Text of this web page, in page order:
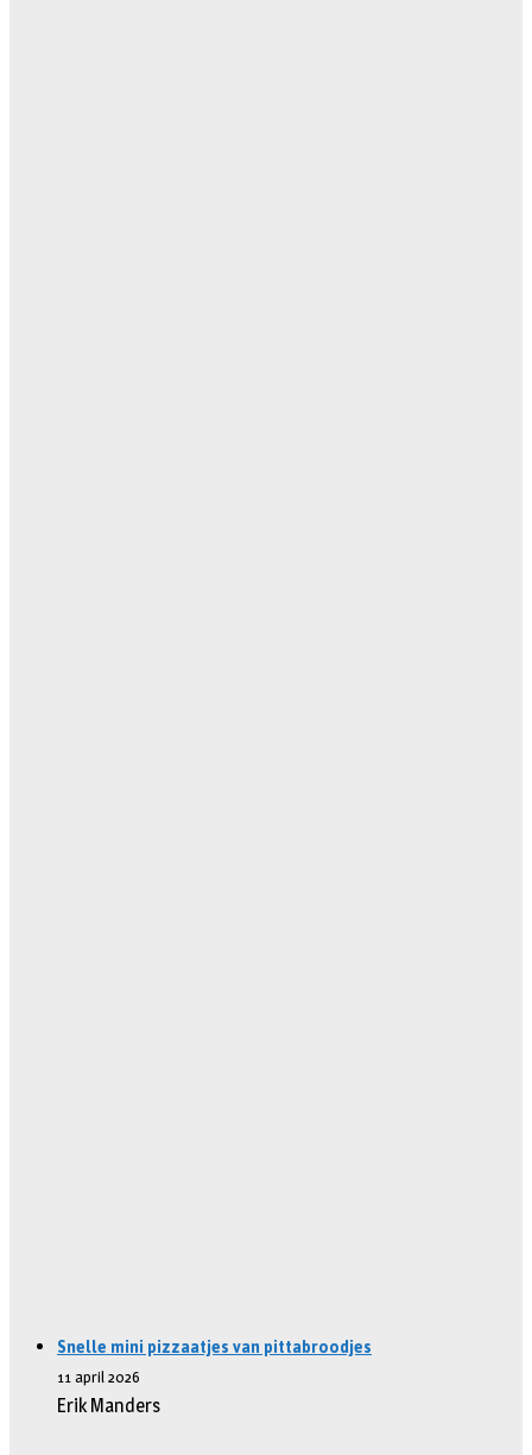
Snelle mini pizzaatjes van pittabroodjes
11 april 2026
Erik Manders